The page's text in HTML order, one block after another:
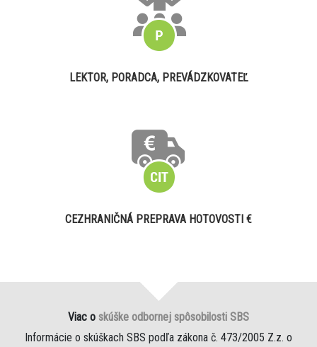
LEKTOR, PORADCA, PREVÁDZKOVATEĽ
CEZHRANIČNÁ PREPRAVA HOTOVOSTI €
Viac o skúške odbornej spôsobilosti SBS
Informácie o skúškach SBS podľa zákona č. 473/2005 Z.z. o